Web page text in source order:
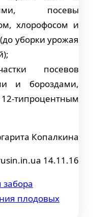
посевы
хлорофосом и
уборки урожая
посевов
и бороздами,
типроцентным
Копалкина
14.11.16
плодовых